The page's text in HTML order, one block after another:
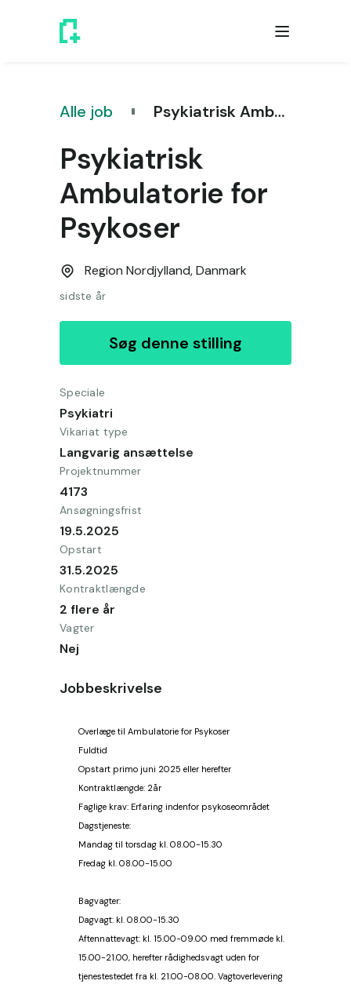
Alle job Psykiatrisk Ambulatorie for Psykoser
Psykiatrisk
Ambulatorie for
Psykoser
Region Nordjylland,Danmark
sidste år
Søg denne stilling
Speciale
Psykiatri
Vikariat type
Langvarig ansættelse
Projektnummer
4173
Ansøgningsfrist
19.5.2025
Opstart
31.5.2025
Kontraktlængde
2 flere år
Vagter
Nej
Jobbeskrivelse
Overlæge til Ambulatorie for Psykoser
Fuldtid
Opstart primo juni 2025 eller herefter
Kontraktlængde: 2år
Faglige krav: Erfaring indenfor psykoseområdet
Dagstjeneste:
Mandag til torsdag kl. 08.00-15.30
Fredag kl. 08.00-15.00
Bagvagter:
Dagvagt: kl. 08.00-15.30
Aftennattevagt: kl. 15.00-09.00 med fremmøde kl.
15.00-21.00, herefter rådighedsvagt uden for
tjenestestedet fra kl. 21.00-08.00. Vagtoverlevering